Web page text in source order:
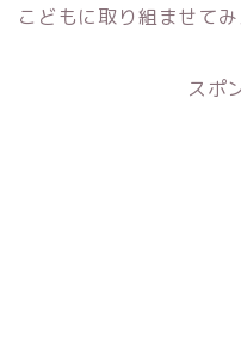
こどもに取り組ませて
スポ